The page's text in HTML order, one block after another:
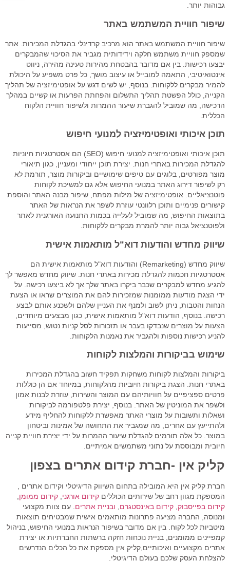
גבוהות יותר.
שיפור חוויית המשתמש באתר
שיפור חוויית המשתמש באתר הוא מרכיב קרדינלי בהגדלת המכירות. אתר
שמספק חוויית משתמש חלקה וידידותית מגביר את הסיכוי שהמבקרים
יבצעו רכישות. בין אם מדובר בהבטחת מהירות טעינה מהירה, ניווט
אינטואיטיבי, התאמה למובייל או עיצוב מושך, כל פרט משפיע על היכולת
להמיר מבקרים ללקוחות. בנוסף, יש לשים דגש על אופטימיזציה של תהליך
הקנייה, כולל הפשטת תהליך התשלום והפחתת הפרעות או קשיים במהלך
הרכישה, מה שמוביל להגברת שיעור ההמרות ולשיפור חוויית הלקוח
הכללית.
תוכן איכותי ואופטימיזציה למנועי חיפוש
תוכן איכותי ואופטימיזציה למנועי חיפוש (SEO) הם אסטרטגיות חיוניות
להגדלת המכירות באתרי חנות. יצירת תוכן ייחודי ומעניין, כגון תיאורי
מוצר מפורטים, בלוגים עם טיפים שימושיים וביקורות מוצר, תורמת לא
רק לשיפור דירוג האתר במנועי החיפוש אלא גם למשיכת לקוחות
פוטנציאליים. אופטימיזציה של מילות מפתח, שיפור מבנה האתר והוספת
קישורים פנימיים ותוכן רלוונטי עוזרת לשפר את הנראות של האתר
בתוצאות החיפוש, מה שמוביל לעלייה בכמות התנועה האורגנית לאתר
ולפוטנציאל גבוה יותר להמרת מבקרים ללקוחות.
שיווק מחדש והודעות דוא"ל מותאמות אישית
שיווק מחדש (Remarketing) והודעות דוא"ל מותאמות אישית הם
אסטרטגיות חכמות להגדלת מכירות באתרי חנות. שיווק מחדש מאפשר לך
להגיע מחדש למבקרים שכבר ביקרו באתר שלך אך לא ביצעו רכישה. על
ידי הצגת מודעות ממומנות שמזכירות להם את המוצרים שראו או הצעת
הנחות והטבות, ניתן לשוב ולמנף את העניין שלהם ולשכנע אותם לבצע
רכישה. בנוסף, הודעות דוא"ל מותאמות אישית, כגון מבצעים מיוחדים,
הצעות על מוצרים שנבדקו בעבר או תזכורות לסל קניות נטוש, מסייעות
להניע רכישות נוספות ולהגביר את נאמנות הלקוחות.
שימוש בביקורות והמלצות לקוחות
ביקורות והמלצות לקוחות משחקות תפקיד חשוב בהגדלת המכירות
באתרי חנות. הצגת ביקורות חיוביות מהלקוחות, במיוחד אם הן כוללות
פרטים ספציפיים על חוויותיהם עם המוצר והשירות, עוזרת לבנות אמון
ולשפר את המוניטין של האתר. בנוסף, יצירת פלטפורמה לביקורות
ושאלות ותשובות על מוצרי האתר מאפשרת ללקוחות להחליף מידע
ולהתייעץ עם אחרים, מה שמגביר את התחושה של אמינות וביטחון
במוצר. כל אלה תורמים להגדלת שיעור ההמרות על ידי יצירת חוויית קנייה
חיובית ומבוססת על נתוני משתמשים אמיתיים.
קליק אין -חברת קידום אתרים בצפון
חברת קליק אין היא המובילה בתחום השיווק הדיגיטלי וקידום אתרים ,
המספקת מגוון רחב של שירותים הכוללים קידום אורגני, קידום ממומן,
קידום בפייסבוק, קידום באינסטגרם, ובניית אתרים. עם צוות מקצועי
ומנוסה, החברה מציעה פתרונות מותאמים אישית שמבטיחים תוצאות
מיטביות לכל לקוח. בין אם מדובר בשיפור הנראות במנועי החיפוש, בניהול
קמפיינים ממומנים, בניית נוכחות חזקה ברשתות החברתיות או יצירת
אתרים מקצועיים ואיכותיים,קליק אין מספקת את כל הכלים הנדרשים
להצלחת העסק שלכם בעולם הדיגיטלי.